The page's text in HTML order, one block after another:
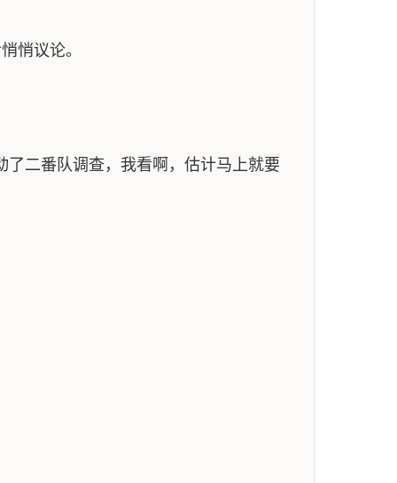
悄议论。
二番队调查，我看啊，估计马上就要